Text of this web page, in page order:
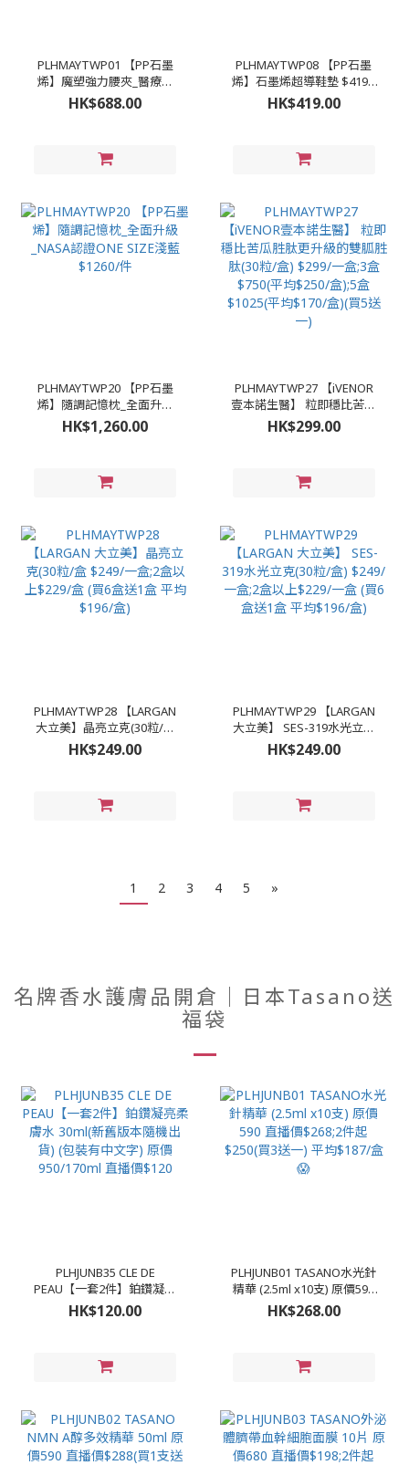
PLHMAYTWP01 【PP石墨
烯】魔塑強力腰夾_醫療級
$688/件;2件以上$580/1件
#A.M-L(22-34吋) #B.XL-
HK$688.00
PLHMAYTWP08 【PP石墨
烯】石墨烯超導鞋墊 $419 /
對;2對以上$368/對;3對以上
336/對 #A男(24.5-30CM) #B
HK$419.00
PLHMAYTWP20 【PP石墨
烯】隨調記憶枕_全面升級
_NASA認證ONE SIZE淺藍
$1260/件
HK$1,260.00
PLHMAYTWP27 【iVENOR
壹本諾生醫】 粒即穩比苦瓜
胜肽更升級的雙胍胜肽(30
粒/盒) $299/一盒;3盒
一)
HK$299.00
PLHMAYTWP28 【LARGAN
大立美】晶亮立克(30粒/盒
$249/一盒;2盒以上$229/盒
(買6盒送1盒 平均$196/盒)
HK$249.00
PLHMAYTWP29 【LARGAN
大立美】 SES-319水光立克
(30粒/盒) $249/一盒;2盒以
上$229/一盒 (買6盒送1盒 平
HK$249.00
1 2 3 4 5 »
名牌香水護膚品開倉｜日本Tasano送
福袋
PLHJUNB35 CLE DE
PEAU【一套2件】鉑鑽凝亮
柔膚水 30ml(新舊版本隨機
出貨) (包裝有中文字) 原價
HK$120.00
PLHJUNB01 TASANO水光針
精華 (2.5ml x10支) 原價590
直播價$268;2件起$250(買3
送一) 平均$187/盒😱
HK$268.00